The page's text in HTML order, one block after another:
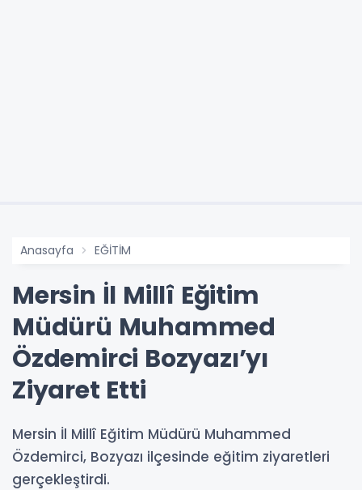
Anasayfa EĞİTİM
Mersin İl Millî Eğitim
Müdürü Muhammed
Özdemirci Bozyazı’yı
Ziyaret Etti
Mersin İl Millî Eğitim Müdürü Muhammed
Özdemirci, Bozyazı ilçesinde eğitim ziyaretleri
gerçekleştirdi.